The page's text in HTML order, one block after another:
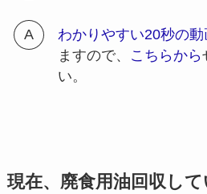
わかりやすい20秒の動
ますので、
こちらから
い。
現在、廃食用油回収し